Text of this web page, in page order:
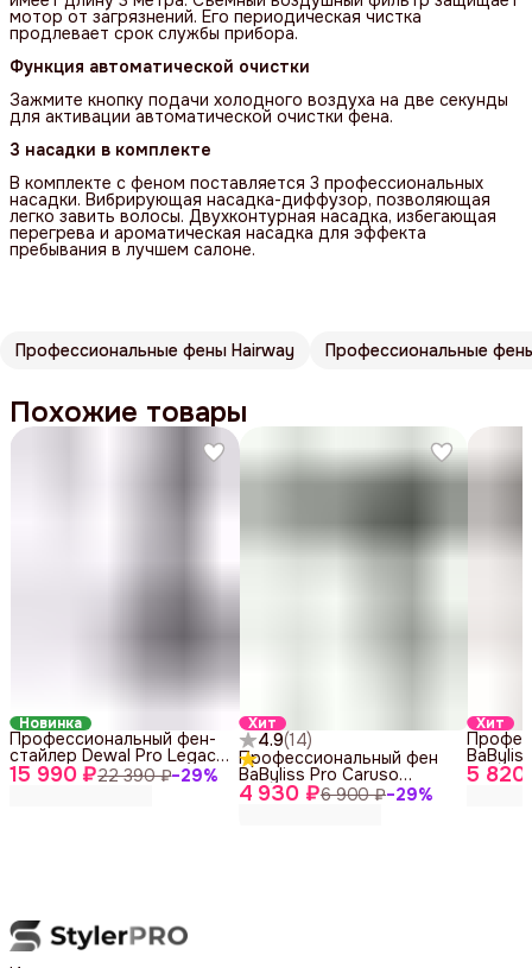
мотор от загрязнений. Его периодическая чистка
продлевает срок службы прибора.
Функция автоматической очистки
Зажмите кнопку подачи холодного воздуха на две секунды
для активации автоматической очистки фена.
3 насадки в комплекте
В комплекте с феном поставляется 3 профессиональных
насадки. Вибрирующая насадка-диффузор, позволяющая
легко завить волосы. Двухконтурная насадка, избегающая
перегрева и ароматическая насадка для эффекта
пребывания в лучшем салоне.
Профессиональные фены Hairway Профессиональные
Похожие товары
Новинка
15 990 ₽22 390 ₽−29%
Профессиональный фен-
стайлер Dewal Pro Legacy
LD-2203
Хит
4.9(14)
4 930 ₽6 900 ₽−29%
Профессиональный фен
BaByliss Pro Caruso
BAB6520RE
Хит
5 820